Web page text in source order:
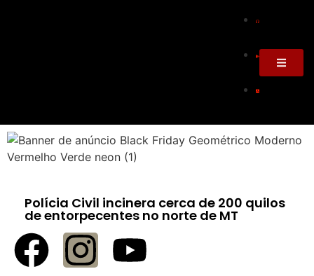
Polícia Civil incinera cerca de 200 quilos
de entorpecentes no norte de MT